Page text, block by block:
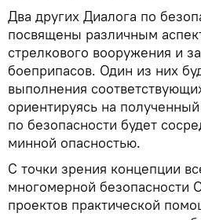
Два других Диалога по
посвящены различным
стрелкового вооружения и
боеприпасов. Один из них
выполнения
ориентируясь на
по безопасности будет
минной опасностью.
С точки зрения концепции
многомерной безопасности
проектов практической